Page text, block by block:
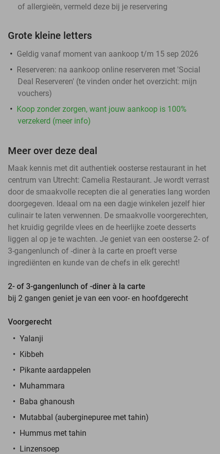
of allergieën, vermeld deze bij je reservering
Grote kleine letters
Geldig vanaf moment van aankoop t/m 15 sep 2026
Reserveren: na aankoop online reserveren met 'Social
Deal Reserveren' (te vinden onder het overzicht: mijn
vouchers)
Koop zonder zorgen, want jouw aankoop is 100%
verzekerd (meer info)
Meer over deze deal
Maak kennis met dit authentiek oosterse restaurant in het
centrum van Utrecht: Camelia Restaurant. Je wordt verrast
door de smaakvolle recepten die al generaties lang worden
doorgegeven. Ideaal om na een dagje winkelen jezelf hier
culinair te laten verwennen. De smaakvolle voorgerechten,
het kruidig gegrilde vlees en de heerlijke zoete desserts
liggen al op je te wachten. Je geniet van een oosterse 2- of
3-gangenlunch of -diner à la carte en proeft verse
ingrediënten en kunde van de chefs in elk gerecht!
2- of 3-gangenlunch of -diner à la carte
bij 2 gangen geniet je van een voor- en hoofdgerecht
Voorgerecht
Yalanji
Kibbeh
Pikante aardappelen
Muhammara
Baba ghanoush
Mutabbal (auberginepuree met tahin)
Hummus met tahin
Linzensoep